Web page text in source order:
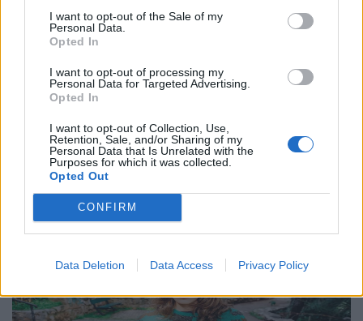
I want to opt-out of the Sale of my
Personal Data.
Opted In
I want to opt-out of processing my
Personal Data for Targeted Advertising.
Opted In
I want to opt-out of Collection, Use,
Retention, Sale, and/or Sharing of my
Personal Data that Is Unrelated with the
Purposes for which it was collected.
Opted Out
CONFIRM
Data Deletion Data Access Privacy Policy
Θέατρο
Η Φένια Αποστόλου και το σκοτεινό
παραμύθι του “Αποτυπώματος”
10.12.25
Με το "Αποτύπωμα", η Φένια Αποστόλου δημιουργεί έναν
σκοτεινό, ποιητικό χώρο όπου η γυναικεία εικόνα αποτινάσσει
τις παραμορφώσεις του χρόνου και ξαναβρίσκει τη φωνή της
μέσα από την κίνηση, τη σιωπή